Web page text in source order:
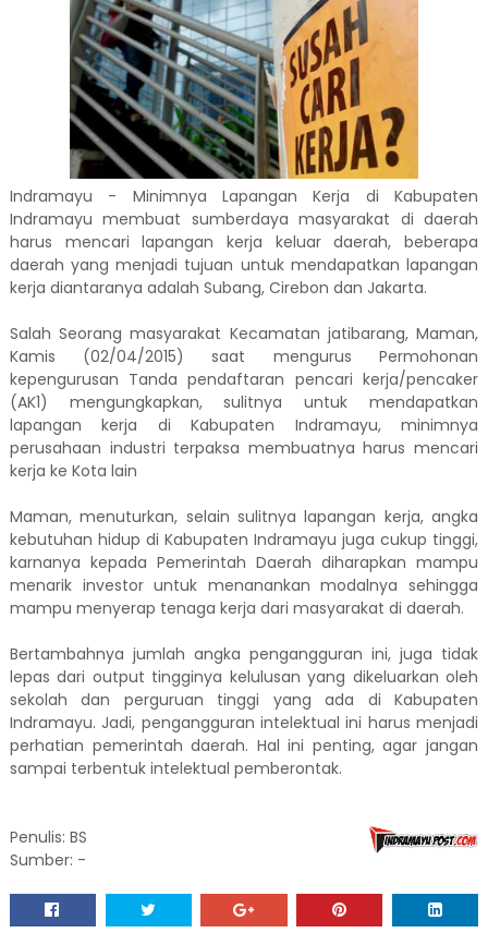
Indramayu - Minimnya Lapangan Kerja di Kabupaten
Indramayu membuat sumberdaya masyarakat di daerah
harus mencari lapangan kerja keluar daerah, beberapa
daerah yang menjadi tujuan untuk mendapatkan lapangan
kerja diantaranya adalah Subang, Cirebon dan Jakarta.
Salah Seorang masyarakat Kecamatan jatibarang, Maman,
Kamis (02/04/2015) saat mengurus Permohonan
kepengurusan Tanda pendaftaran pencari kerja/pencaker
(AK1) mengungkapkan, sulitnya untuk mendapatkan
lapangan kerja di Kabupaten Indramayu, minimnya
perusahaan industri terpaksa membuatnya harus mencari
kerja ke Kota lain
Maman, menuturkan, selain sulitnya lapangan kerja, angka
kebutuhan hidup di Kabupaten Indramayu juga cukup tinggi,
karnanya kepada Pemerintah Daerah diharapkan mampu
menarik investor untuk menanankan modalnya sehingga
mampu menyerap tenaga kerja dari masyarakat di daerah.
Bertambahnya jumlah angka pengangguran ini, juga tidak
lepas dari output tingginya kelulusan yang dikeluarkan oleh
sekolah dan perguruan tinggi yang ada di Kabupaten
Indramayu. Jadi, pengangguran intelektual ini harus menjadi
perhatian pemerintah daerah. Hal ini penting, agar jangan
sampai terbentuk intelektual pemberontak.
Penulis: BS
Sumber: -